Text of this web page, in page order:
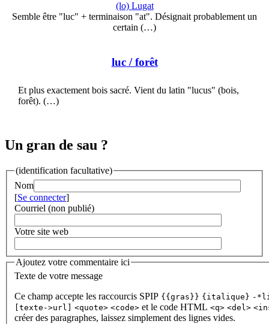
(lo) Lugat
Semble être "luc" + terminaison "at". Désignait probablement un
certain (…)
luc/ forêt
Et plus exactement bois sacré. Vient du latin "lucus" (bois,
forêt). (…)
Un gran de sau ?
(identification facultative)
Nom
[Se connecter]
Courriel (non publié)
Votre site web
Ajoutez votre commentaire ici
Texte de votre message
Ce champ accepte les raccourcis SPIP {{gras}} {italique} -
[texte->url]
<quote> <code> et le code HTML <q> <del>
créer des paragraphes, laissez simplement des lignes vides.